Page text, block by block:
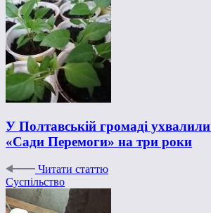
У Полтавській громаді
«Сади Перемоги» на три роки
Читати статтю
Суспільство